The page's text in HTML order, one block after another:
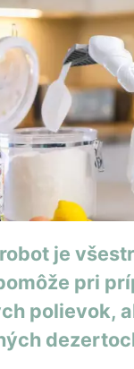
je
pri
polievok,